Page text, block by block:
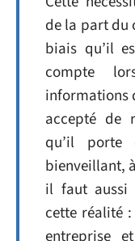
de la part du
biais qu’il
compte
informations
accepté de
qu’il
bienveillant,
il faut aussi
cette réalité
entreprise